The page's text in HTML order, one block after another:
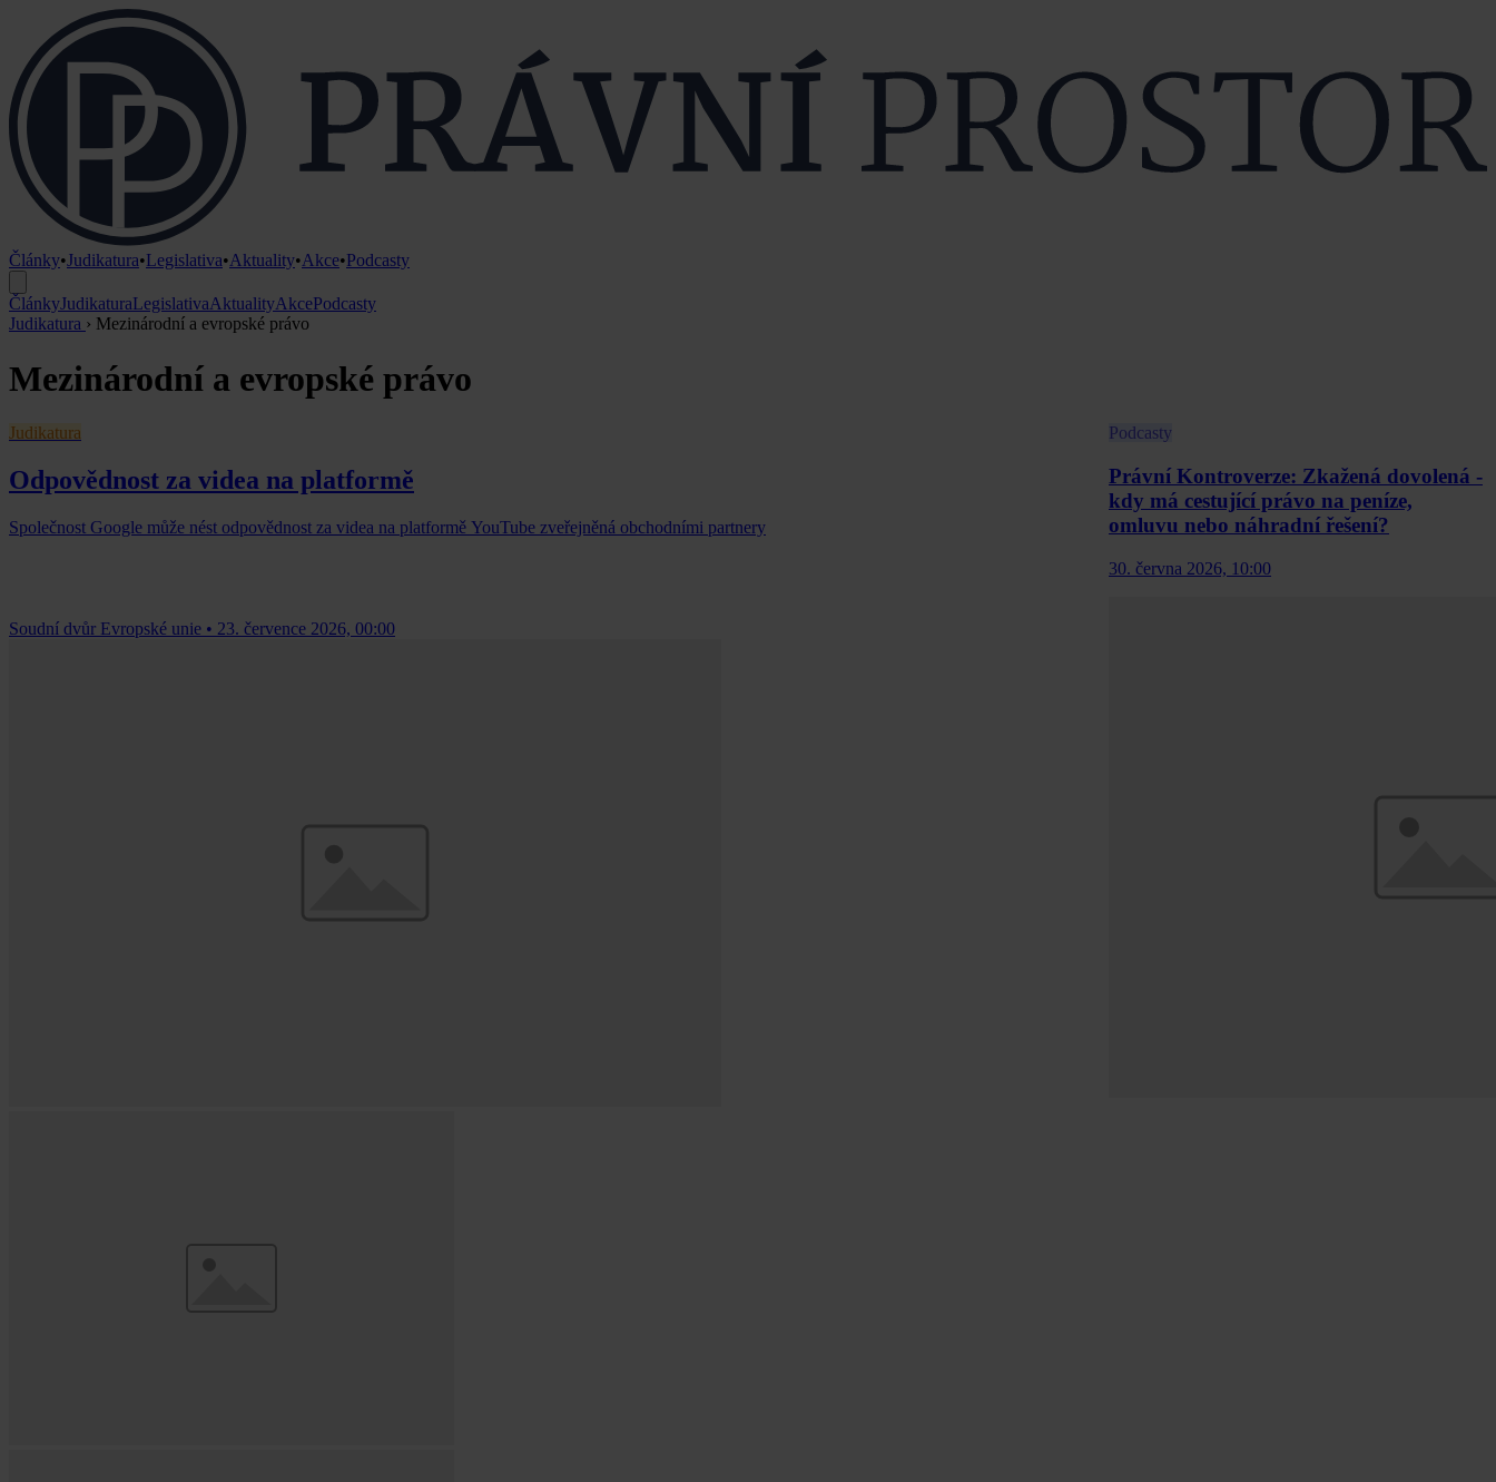
Články•Judikatura•Legislativa•Aktuality•Akce•Podcasty
ČlánkyJudikaturaLegislativaAktualityAkcePodcasty
Judikatura › Mezinárodní a evropské právo
Mezinárodní a evropské právo
Judikatura
Odpovědnost za videa na platformě
Společnost Google může nést odpovědnost za videa na platformě YouTube zveřejněná obchodními partnery
Soudní dvůr Evropské unie • 23. července 2026, 00:00
Podcasty
Právní Kontroverze: Zkažená dovolená -
kdy má cestující právo na peníze,
omluvu nebo náhradní řešení?
30. června 2026, 10:00